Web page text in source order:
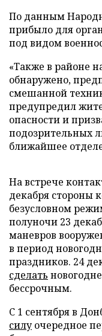
По данным
прибыло для
под видом
«Также в районе
обнаружено,
смешанной
предупредил
опасности и
подозрительных
ближайшее
На встрече
декабря стороны
безусловном
полуночи 23
маневров
в период
праздников. 24
сделать
бессрочным.
С 1 сентября в
силуочередное